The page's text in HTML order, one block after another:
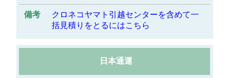
クロネコヤマト引越センターを含めて一
括見積りをとるにはこちら
日本通運